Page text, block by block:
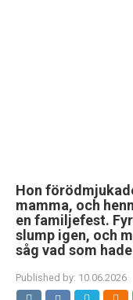
Hon
mamma, och
en familjefest.
slump igen, och
såg vad som
Published by: 10.06.2026